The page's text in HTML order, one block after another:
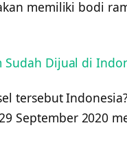
memiliki bodi
Sudah Dijual di
tersebut
September 2020